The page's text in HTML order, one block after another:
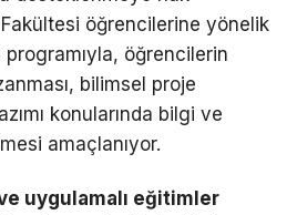
öğrencilerine yönelik
öğrencilerin
bilimsel proje
konularında bilgi ve
amaçlanıyor.
uygulamalı eğitimler